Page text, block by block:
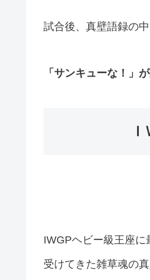
試合後、真壁語録の
「サンキューな！」
IWGPヘビー級王座
受けてきた雑草魂の